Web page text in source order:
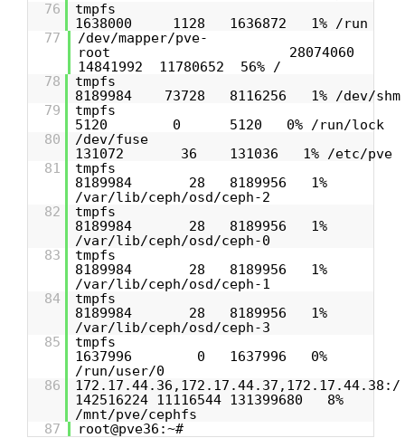
76
1638000 1128 1636872 1% /run
77
/dev/mapper/pve-
root 28074060
14841992 11780652 56% /
78
8189984 73728 8116256 1% /dev/shm
79
5120 0 5120 0% /run/lock
80
/dev/
131072 36 131036 1% /etc/pve
81
8189984 28 8189956 1%
/var/lib/ceph/osd/ceph-2
82
8189984 28 8189956 1%
/var/lib/ceph/osd/ceph-0
83
8189984 28 8189956 1%
/var/lib/ceph/osd/ceph-1
84
8189984 28 8189956 1%
/var/lib/ceph/osd/ceph-3
85
1637996 0 1637996 0%
/run/user/0
86
172.17.44.36,172.17.44.37,172.17.44.38:/
142516224 11116544 131399680 8%
/mnt/pve/cephfs
87
root@pve36:~#